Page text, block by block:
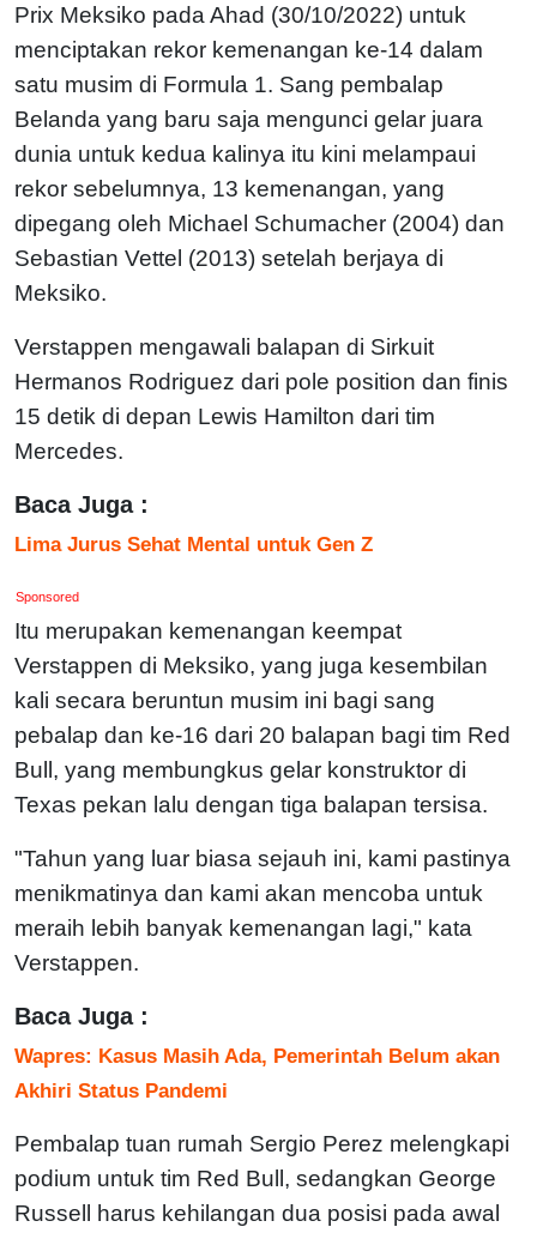
Prix Meksiko pada Ahad (30/10/2022) untuk
menciptakan rekor kemenangan ke-14 dalam
satu musim di Formula 1. Sang pembalap
Belanda yang baru saja mengunci gelar juara
dunia untuk kedua kalinya itu kini melampaui
rekor sebelumnya, 13 kemenangan, yang
dipegang oleh Michael Schumacher (2004) dan
Sebastian Vettel (2013) setelah berjaya di
Meksiko.
Verstappen mengawali balapan di Sirkuit
Hermanos Rodriguez dari pole position dan finis
15 detik di depan Lewis Hamilton dari tim
Mercedes.
Baca Juga :
Lima Jurus Sehat Mental untuk Gen Z
Sponsored
Itu merupakan kemenangan keempat
Verstappen di Meksiko, yang juga kesembilan
kali secara beruntun musim ini bagi sang
pebalap dan ke-16 dari 20 balapan bagi tim Red
Bull, yang membungkus gelar konstruktor di
Texas pekan lalu dengan tiga balapan tersisa.
"Tahun yang luar biasa sejauh ini, kami pastinya
menikmatinya dan kami akan mencoba untuk
meraih lebih banyak kemenangan lagi," kata
Verstappen.
Baca Juga :
Wapres: Kasus Masih Ada, Pemerintah Belum akan
Akhiri Status Pandemi
Pembalap tuan rumah Sergio Perez melengkapi
podium untuk tim Red Bull, sedangkan George
Russell harus kehilangan dua posisi pada awal